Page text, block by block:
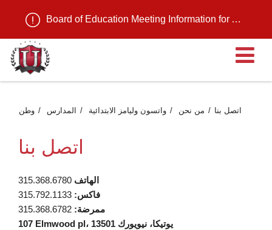
Board of Education Meeting Information for August 11, 2026
وطن المدارس واتسون وليامز الابتدائية من نحن اتصل بنا
اتصل بنا
الهاتف
فاكس:
ممرضة:
107 Elmwood pl، يوتيكا، نيويورك 13501